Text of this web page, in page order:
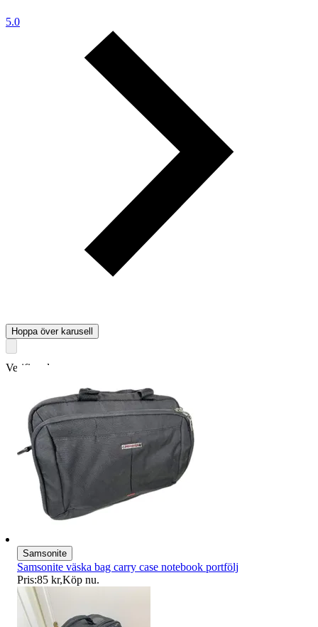
5.0
Verifierad
Hoppa över karusell
Samsonite
Samsonite väska bag carry case notebook portfölj
Pris:85 kr,Köp nu.